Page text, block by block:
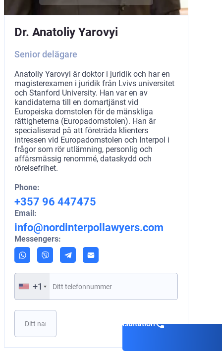
Dr. Anatoliy Yarovyi
Senior delägare
Anatoliy Yarovyi är doktor i juridik och har en
magisterexamen i juridik från Lvivs universitet
och Stanford University. Han var en av
kandidaterna till en domartjänst vid
Europeiska domstolen för de mänskliga
rättigheterna (Europadomstolen). Han är
specialiserad på att företräda klienters
intressen vid Europadomstolen och Interpol i
frågor som rör utlämning, personlig och
affärsmässig renommé, dataskydd och
rörelsefrihet.
Phone:
+357 96 447475
Email:
info@nordinterpollawyers.com
Messengers:
+1
Boka en konsultation